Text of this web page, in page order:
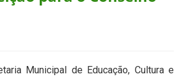
Municipal de Educação, Cultura e